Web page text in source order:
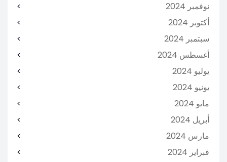
نوفمبر 2024
أكتوبر 2024
سبتمبر 2024
أغسطس 2024
يوليو 2024
يونيو 2024
مايو 2024
أبريل 2024
مارس 2024
فبراير 2024